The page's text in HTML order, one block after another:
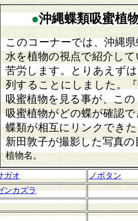
●沖縄蝶類吸蜜植
このコーナーでは、沖縄
水を植物の視点で紹介し
苦労します。とりあえず
列することにしました。
吸蜜植物を見る事が、こ
吸蜜植物がどの蝶が確認
蝶類が相互にリンクでき
新田敦子が撮影した写真
植物名。
ガオ
ノボタン
ンカズラ